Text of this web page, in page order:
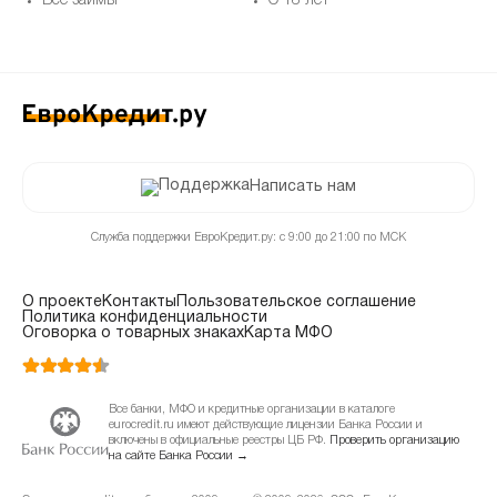
Написать нам
Служба поддержки ЕвроКредит.ру: с 9:00 до 21:00 по МСК
О проектеКонтакты Пользовательское соглашение
Политика конфиденциальности
Оговорка о товарных знакахКарта МФО
Все банки, МФО и кредитные организации в каталоге
eurocredit.ru имеют действующие лицензии Банка России и
включены в официальные реестры ЦБ РФ.
Проверить организацию
на сайте Банка России →